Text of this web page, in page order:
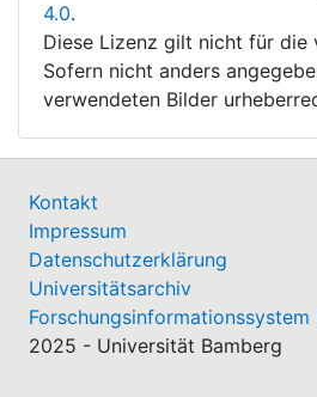
4.0.
Diese Lizenz gilt nicht für die
Sofern nicht anders
verwendeten Bilder
Kontakt
Impressum
Datenschutzerklärung
Universitätsarchiv
Forschungsinformationssystem
2025 - Universität Bamberg